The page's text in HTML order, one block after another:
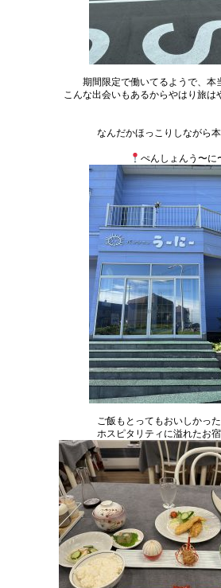
期間限定で働いてるようで、本
こんな出会いもあるからやはり旅は
なんだかほっこりしながら
ぺんしょんう〜に
ご飯もとってもおいしかった
ホスピタリティに溢れたお宿